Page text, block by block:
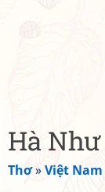
Hà Như
Thơ»Việt Nam